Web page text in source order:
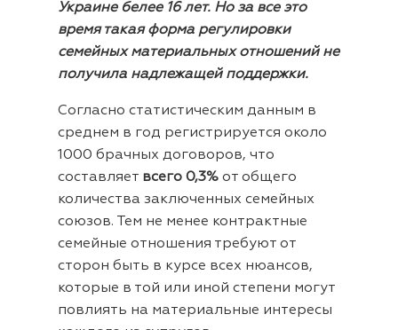
Украине белее 16 лет. Но за все это
время такая форма регулировки
семейных материальных отношений не
получила надлежащей поддержки.
Согласно статистическим данным в
среднем в год регистрируется около
1000 брачных договоров, что
составляет всего 0,3% от общего
количества заключенных семейных
союзов. Тем не менее контрактные
семейные отношения требуют от
сторон быть в курсе всех нюансов,
которые в той или иной степени могут
повлиять на материальные интересы